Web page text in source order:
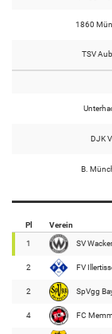
1860
TSV
DJK
B.
Pl Verein
1 SV
2 FV
2 SpVgg
4 FC